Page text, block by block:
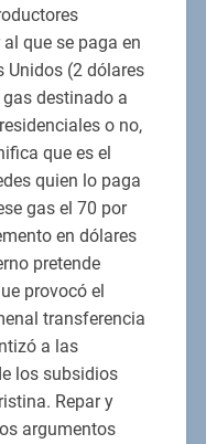
que se paga en
Unidos (2 dólares
destinado a
o no,
que es el
quien lo paga
gas el 70 por
en dólares
pretende
provocó el
transferencia
a las
los subsidios
Repar y
argumentos